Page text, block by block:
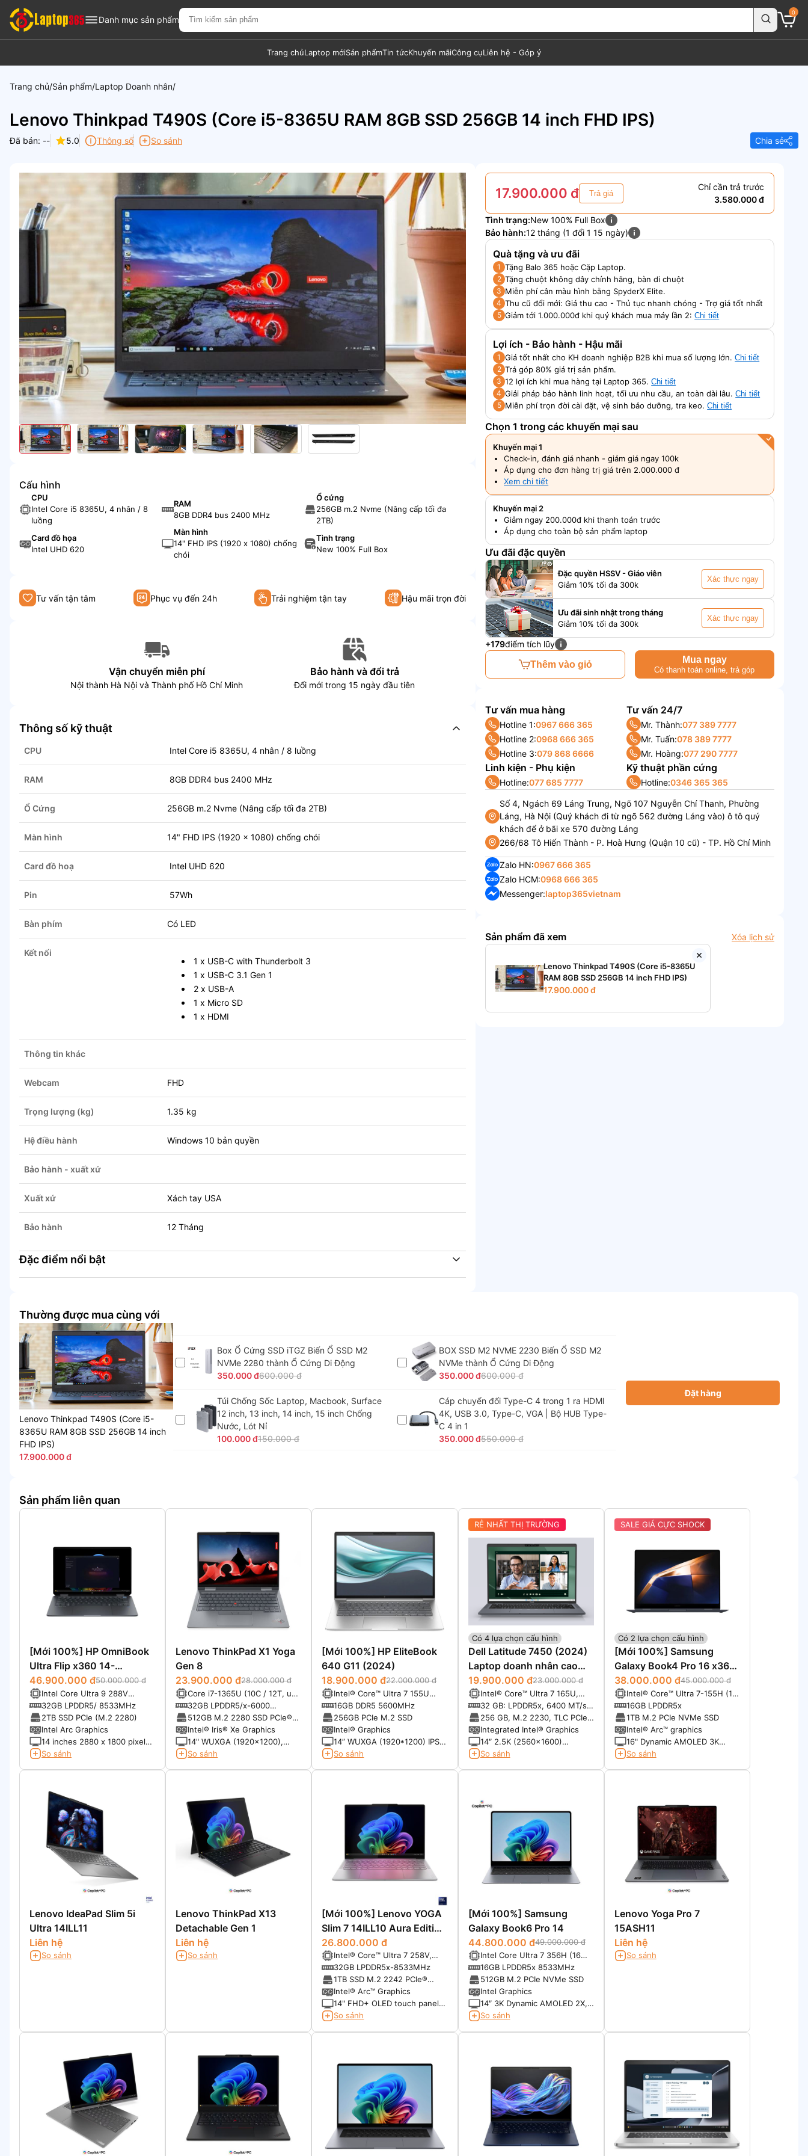
Danh mục sản phẩm
0
Trang chủLaptop mớiSản phẩmTin tứcKhuyến mãiCông cụLiên hệ - Góp ý
Trang chủ Sản phẩm Laptop Doanh nhân
Lenovo Thinkpad T490S (Core i5-8365U RAM 8GB SSD 256GB 14 inch FHD IPS)
Đã bán: -- 5.0 Thông số So sánh Chia sẻ
Cấu hình
CPU
Intel Core i5 8365U, 4 nhân / 8
luồng
RAM
8GB DDR4 bus 2400 MHz
Ổ cứng
256GB m.2 Nvme (Nâng cấp tối đa
2TB)
Card đồ họa
Intel UHD 620
Màn hình
14" FHD IPS (1920 x 1080) chống
chói
Tình trạng
New 100% Full Box
Tư vấn tận tâm Phục vụ đến 24h Trải nghiệm tận tay Hậu mãi trọn đời
Vận chuyển miễn phí
Nội thành Hà Nội và Thành phố Hồ Chí Minh
Bảo hành và đổi trả
Đổi mới trong 15 ngày đầu tiên
Thông số kỹ thuật
CPU Intel Core i5 8365U, 4 nhân / 8 luồng
RAM 8GB DDR4 bus 2400 MHz
Ổ Cứng 256GB m.2 Nvme (Nâng cấp tối đa 2TB)
Màn hình 14" FHD IPS (1920 x 1080) chống chói
Card đồ hoạ Intel UHD 620
Pin 57Wh
Bàn phím Có LED
Kết nối
1 x USB-C with Thunderbolt 3
1 x USB-C 3.1 Gen 1
2 x USB-A
1 x Micro SD
1 x HDMI
Thông tin khác
Webcam FHD
Trọng lượng (kg) 1.35 kg
Hệ điều hành Windows 10 bản quyền
Bảo hành - xuất xứ
Xuất xứ Xách tay USA
Bảo hành 12 Tháng
Đặc điểm nổi bật
17.900.000 đ Trả giá
Chỉ cần trả trước
3.580.000 đ
Tình trạng:New 100% Full Box
Bảo hành:12 tháng (1 đổi 1 15 ngày)
Quà tặng và ưu đãi
1 Tặng Balo 365 hoặc Cặp Laptop.
2 Tặng chuột không dây chính hãng, bàn di chuột
3 Miễn phí cân màu hình bằng SpyderX Elite.
4 Thu cũ đổi mới: Giá thu cao - Thủ tục nhanh chóng - Trợ giá tốt nhất
5 Giảm tới 1.000.000đ khi quý khách mua máy lần 2:Chi tiết
Lợi ích - Bảo hành - Hậu mãi
1 Giá tốt nhất cho KH doanh nghiệp B2B khi mua số lượng lớn.Chi tiết
2 Trả góp 80% giá trị sản phẩm.
3 12 lợi ích khi mua hàng tại Laptop 365.Chi tiết
4 Giải pháp bảo hành linh hoạt, tối ưu nhu cầu, an toàn dài lâu.Chi tiết
5 Miễn phí trọn đời cài đặt, vệ sinh bảo dưỡng, tra keo.Chi tiết
Chọn 1 trong các khuyến mại sau
Khuyến mại 1
Check-in, đánh giá nhanh - giảm giá ngay 100k
Áp dụng cho đơn hàng trị giá trên 2.000.000 đ
Xem chi tiết
Khuyến mại 2
Giảm ngay 200.000đ khi thanh toán trước
Áp dụng cho toàn bộ sản phẩm laptop
Ưu đãi đặc quyền
Đặc quyền HSSV - Giáo viên
Giảm 10% tối đa 300k
Xác thực ngay
Ưu đãi sinh nhật trong tháng
Giảm 10% tối đa 300k
Xác thực ngay
+179điểm tích lũy
Thêm vào giỏ
Mua ngay
Có thanh toán online, trả góp
Tư vấn mua hàng
Hotline 1:0967 666 365
Hotline 2:0968 666 365
Hotline 3:079 868 6666
Tư vấn 24/7
Mr. Thành:077 389 7777
Mr. Tuấn:078 389 7777
Mr. Hoàng:077 290 7777
Linh kiện - Phụ kiện
Hotline:077 685 7777
Kỹ thuật phần cứng
Hotline:0346 365 365
Số 4, Ngách 69 Láng Trung, Ngõ 107 Nguyễn Chí Thanh, Phường
Láng, Hà Nội (Quý khách đi từ ngõ 562 đường Láng vào) ô tô quý
khách để ở bãi xe 570 đường Láng
266/68 Tô Hiến Thành - P. Hoà Hưng (Quận 10 cũ) - TP. Hồ Chí Minh
Zalo HN:0967 666 365
Zalo HCM:0968 666 365
Messenger:laptop365vietnam
Sản phẩm đã xem Xóa lịch sử
Lenovo Thinkpad T490S (Core i5-8365U
RAM 8GB SSD 256GB 14 inch FHD IPS)
17.900.000 đ
Thường được mua cùng với
Lenovo Thinkpad T490S (Core i5-
8365U RAM 8GB SSD 256GB 14 inch
FHD IPS)
17.900.000 đ
Box Ổ Cứng SSD iTGZ Biến Ổ SSD M2
NVMe 2280 thành Ổ Cứng Di Động
350.000 đ600.000 đ
BOX SSD M2 NVME 2230 Biến Ổ SSD M2
NVMe thành Ổ Cứng Di Động
350.000 đ600.000 đ
Túi Chống Sốc Laptop, Macbook, Surface
12 inch, 13 inch, 14 inch, 15 inch Chống
Nước, Lót Nỉ
100.000 đ150.000 đ
Cáp chuyển đổi Type-C 4 trong 1 ra HDMI
4K, USB 3.0, Type-C, VGA | Bộ HUB Type-
C 4 in 1
350.000 đ550.000 đ
Đặt hàng
Sản phẩm liên quan
[Mới 100%] HP OmniBook
Ultra Flip x360 14-
fh0033dx (2025)
46.900.000 đ50.000.000 đ
Intel Core Ultra 9 288V
Processor (8 lõi) - Max Turbo
Frequency: 5. 10 GHz
32GB LPDDR5/ 8533MHz
2TB SSD PCIe (M.2 2280)
Intel Arc Graphics
14 inches 2880 x 1800 pixels
Tấm nền Oled 120 Hz Có hỗ
So sánh
Lenovo ThinkPad X1 Yoga
Gen 8
23.900.000 đ28.000.000 đ
Core i7-1365U (10C / 12T, up
to 3.9GHz, 12MB Cache)
32GB LPDDR5/x-6000
soldered memory, not
upgradable
512GB M.2 2280 SSD PCIe®
NVMe®, PCIe® 4.0
Intel® Iris® Xe Graphics
14" WUXGA (1920x1200),
Multi-touch, IPS, 500nits,
So sánh
[Mới 100%] HP EliteBook
640 G11 (2024)
18.900.000 đ22.000.000 đ
Intel® Core™ Ultra 7 155U
vPro (12-Core, 14-Thread,
12MB Cache, up to 4.8GHz
Max Turbo Frequency)
16GB DDR5 5600MHz
256GB PCIe M.2 SSD
Intel® Graphics
14” WUXGA (1920*1200) IPS,
Anti-Glare, 45% NTSC, 300
So sánh
Có 4 lựa chọn cấu hình
RẺ NHẤT THỊ TRƯỜNG
Dell Latitude 7450 (2024)
Laptop doanh nhân cao
cấp
19.900.000 đ23.000.000 đ
Intel® Core™ Ultra 7 165U,
vPRO (12MB cache, 12 cores,
14 threads, up to 4.9 GHz
Max Turbo)
32 GB: LPDDR5x, 6400 MT/s
(onboard)
256 GB, M.2 2230, TLC PCIe
Gen 4 NVMe, SSD
Integrated Intel® Graphics
14″ 2.5K (2560x1600)
ComfortView Plus, Touch
So sánh
Có 2 lựa chọn cấu hình
SALE GIÁ CỰC SHOCK
[Mới 100%] Samsung
Galaxy Book4 Pro 16 x360
(2024)
38.000.000 đ45.000.000 đ
Intel® Core™ Ultra 7-155H (16
Cores, 22 Threads, 24 MB, up
to 4.8 GHz, 115W Max)
16GB LPDDR5x
1TB M.2 PCIe NVMe SSD
Intel® Arc™ graphics
16" Dynamic AMOLED 3K
(2880 x 1800), 16:10, 120Hz,
So sánh
Lenovo IdeaPad Slim 5i
Ultra 14ILL11
Liên hệ
So sánh
Lenovo ThinkPad X13
Detachable Gen 1
Liên hệ
So sánh
[Mới 100%] Lenovo YOGA
Slim 7 14ILL10 Aura Edition
(Core Ultra 7 258V RAM
32GB SSD 1TB 14 inch
FHD+ OLED Touch)
26.800.000 đ
Intel® Core™ Ultra 7 258V,
3nm (8 Cores, 8 Threads, 2.2
GHz Base, 4.8 GHz Turbo,
12MB Cache, NPU AI)
32GB LPDDR5x-8533MHz
1TB SSD M.2 2242 PCIe®
4.0×4 NVMe®
Intel® Arc™ Graphics
14" FHD+ OLED touch panel,
60Hz, 600nits HDR, 100%
So sánh
[Mới 100%] Samsung
Galaxy Book6 Pro 14
44.800.000 đ49.000.000 đ
Intel Core Ultra 7 356H (16
Cores, Up to 4.7GHz)
16GB LPDDR5x 8533MHz
512GB M.2 PCIe NVMe SSD
Intel Graphics
14″ 3K Dynamic AMOLED 2X,
Anti-reflective display with
So sánh
Lenovo Yoga Pro 7
15ASH11
Liên hệ
So sánh